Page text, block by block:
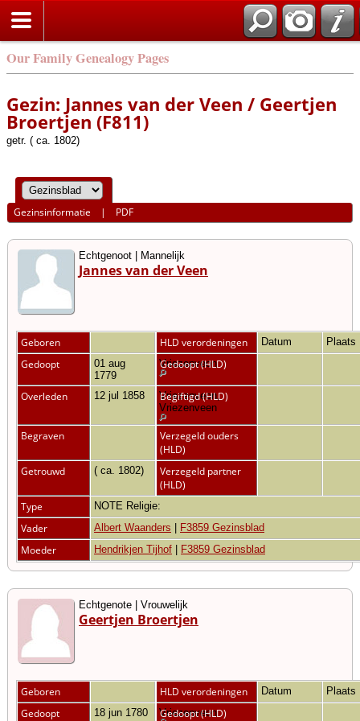
Our Family Genealogy Pages
Gezin: Jannes van der Veen / Geertjen
Broertjen (F811)
getr. ( ca. 1802)
Gezinsinformatie | PDF
Echtgenoot | Mannelijk
Jannes van der Veen
Geboren HLD verordeningen Datum Plaats
Gedoopt
01 aug
1779
Vriezenveen
Gedoopt (HLD)
Overleden 12 jul 1858
Vriezenveen,
Vriezenveen
Begiftigd (HLD)
Begraven
Verzegeld ouders
(HLD)
Getrouwd
( ca. 1802)
Verzegeld partner
(HLD)
Type
NOTE Religie:
Vader Albert Waanders F3859 Gezinsblad
Moeder Hendrikjen Tijhof F3859 Gezinsblad
Echtgenote | Vrouwelijk
Geertjen Broertjen
Geboren HLD verordeningen Datum Plaats
Gedoopt 18 jun 1780 Vriezenveen
Gedoopt (HLD)